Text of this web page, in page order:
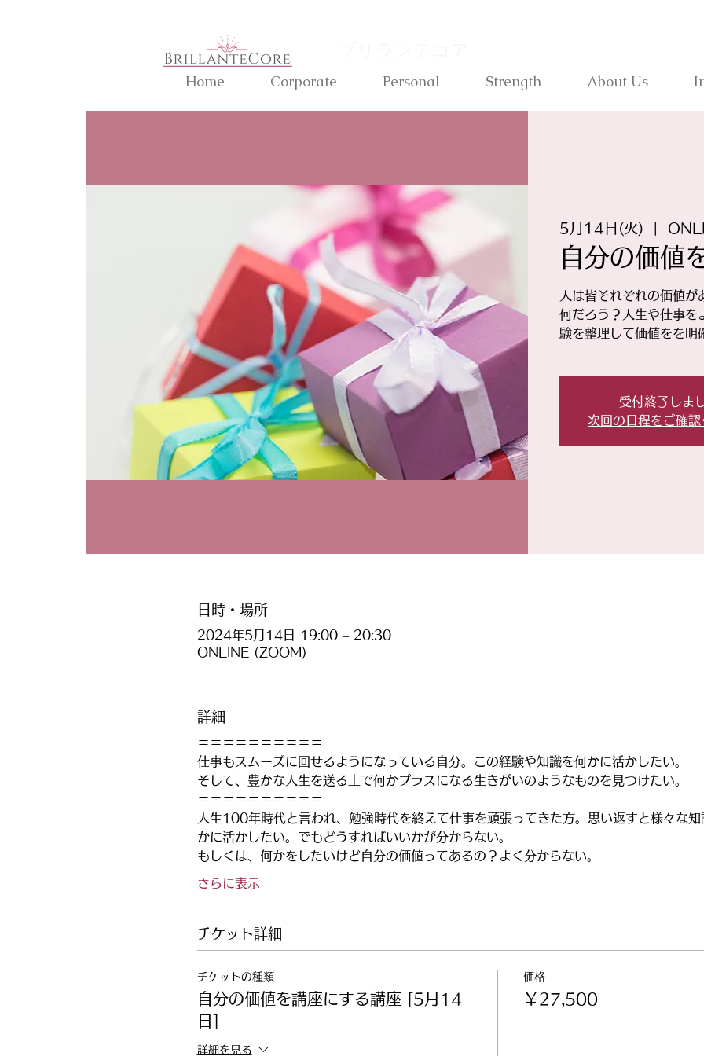
Home Corporate Personal Strength About Us
5月14日(火)
自分の価値
人は皆それぞれの価値
何だろう？人生や仕事を
験を整理して価値をを明
受付終了しま
次回の日程をご確認
日時・場所
2024年5月14日 19:00 – 20:30
ONLINE (ZOOM)
詳細
＝＝＝＝＝＝＝＝＝＝
仕事もスムーズに回せるようになっている自分。この経験や知識を何かに活かしたい。
そして、豊かな人生を送る上で何かプラスになる生きがいのようなものを見つけたい。
＝＝＝＝＝＝＝＝＝＝
人生100年時代と言われ、勉強時代を終えて仕事を頑張ってきた方。思い返すと様々な
かに活かしたい。でもどうすればいいかが分からない。
もしくは、何かをしたいけど自分の価値ってあるの？よく分からない。
さらに表示
チケット詳細
チケットの種類
自分の価値を講座にする講座 [5月14
日]
詳細を見る
価格
￥27,500